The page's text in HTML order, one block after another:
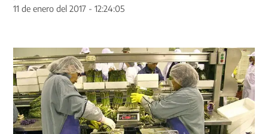
11 de enero del 2017 - 12:24:05